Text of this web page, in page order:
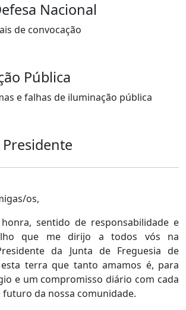
Nacional
de convocação
Pública
e falhas de iluminação pública
os,
sentido de responsabilidade e
que me dirijo a todos vós na
da Junta de Freguesia de
terra que tanto amamos é, para
e um compromisso diário com cada
futuro da nossa comunidade.